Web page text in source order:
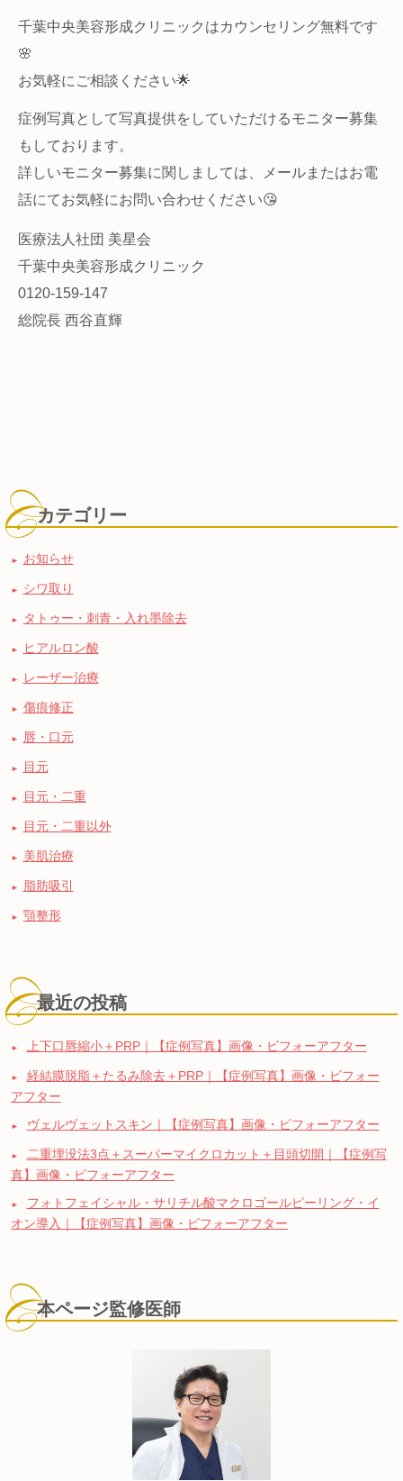
千葉中央美容形成クリニックはカウンセリング無料です
🌸
お気軽にご相談ください🌟
症例写真として写真提供をしていただけるモニター募集
もしております。
詳しいモニター募集に関しましては、メールまたはお電
話にてお気軽にお問い合わせください😘
医療法人社団 美星会
千葉中央美容形成クリニック
0120-159-147
総院長 西谷直輝
カテゴリー
お知らせ
シワ取り
タトゥー・刺青・入れ墨除去
ヒアルロン酸
レーザー治療
傷痕修正
唇・口元
目元
目元・二重
目元・二重以外
美肌治療
脂肪吸引
顎整形
最近の投稿
上下口唇縮小＋PRP｜【症例写真】画像・ビフォーアフター
経結膜脱脂＋たるみ除去＋PRP｜【症例写真】画像・ビフォー
アフター
ヴェルヴェットスキン｜【症例写真】画像・ビフォーアフター
二重埋没法3点＋スーパーマイクロカット＋目頭切開｜【症例写
真】画像・ビフォーアフター
フォトフェイシャル・サリチル酸マクロゴールピーリング・イ
オン導入｜【症例写真】画像・ビフォーアフター
本ページ監修医師